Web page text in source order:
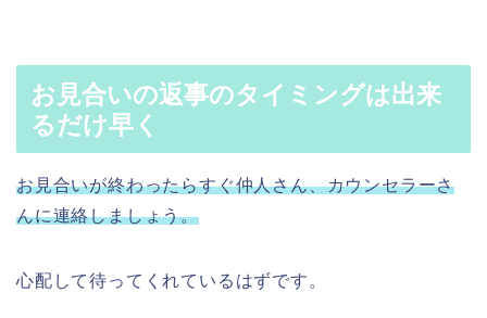
お見合いの返事のタイミングは出来
るだけ早く
お見合いが終わったらすぐ仲人さん、カウンセラーさ
んに連絡しましょう。
心配して待ってくれているはずです。